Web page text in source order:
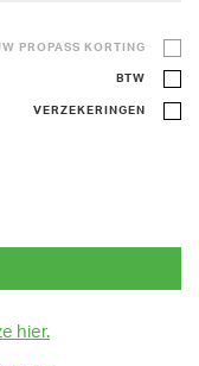
PROPASS KORTING
BTW
VERZEKERINGEN
hier.